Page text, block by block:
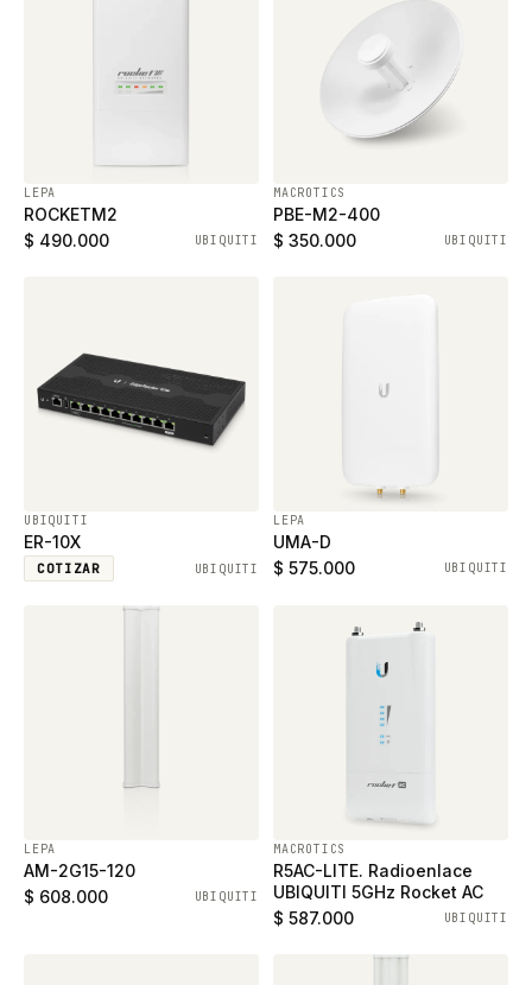
LEPA
ROCKETM2
$ 490.000
UBIQUITI
MACROTICS
PBE-M2-400
$ 350.000
UBIQUITI
UBIQUITI
ER-10X
COTIZAR UBIQUITI
LEPA
UMA-D
$ 575.000
UBIQUITI
LEPA
AM-2G15-120
$ 608.000
UBIQUITI
MACROTICS
R5AC-LITE. Radioenlace
UBIQUITI 5GHz Rocket AC
$ 587.000
UBIQUITI